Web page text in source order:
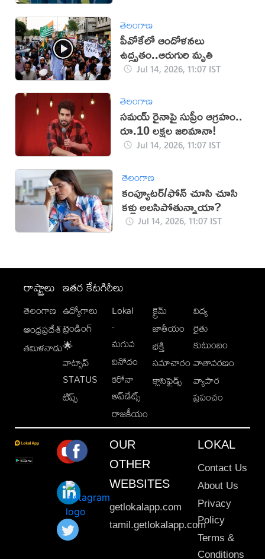
తెలంగాణ
పీవోకేలో ఆందోళనలు
ఉద్ధృతం..ఆరుగురి మృతి
Jul 14, 2026, 11:07 IST
తెలంగాణ
సమయ్ రైనాపై సుప్రీం ఆగ్రహం..
రూ.10 లక్షల జరిమానా!
Jul 14, 2026, 11:07 IST
తెలంగాణ
కంప్యూటర్/ఫోన్ చూసి చూసి
కళ్లు అలసిపోతున్నాయా?
Jul 14, 2026, 11:07 IST
రాష్ట్రాలు
తెలంగాణ
ఆంధ్రప్రదేశ్
తమిళనాడు
ఇతర కేటగిరీలు
ఉద్యోగాలు
ట్రెండింగ్
🌟
వాట్సాప్
STATUS
టిప్స్
Lokal
-
మగువ
వినోదం
కరోనా
అప్‌డేట్స్
రాజకీయం
క్రైమ్
జాతీయం
భక్తి
సమాచారం
క్లాసిఫైడ్స్
విద్య
రైతు
కుటుంబం
వాతావరణం
వ్యాపార
ప్రపంచం
OUR
OTHER
WEBSITES
getlokalapp.com
tamil.getlokalapp.com
LOKAL
Contact Us
About Us
Privacy
Policy
Terms &
Conditions